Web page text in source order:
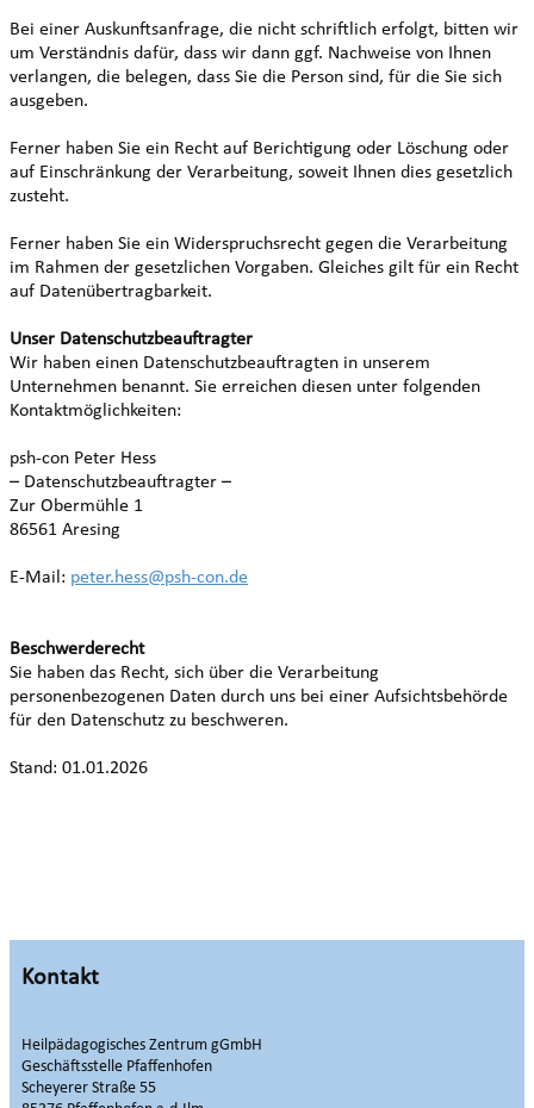
Bei einer Auskunftsanfrage, die nicht schriftlich erfolgt, bitten wir
um Verständnis dafür, dass wir dann ggf. Nachweise von Ihnen
verlangen, die belegen, dass Sie die Person sind, für die Sie sich
ausgeben.
Ferner haben Sie ein Recht auf Berichtigung oder Löschung oder
auf Einschränkung der Verarbeitung, soweit Ihnen dies gesetzlich
zusteht.
Ferner haben Sie ein Widerspruchsrecht gegen die Verarbeitung
im Rahmen der gesetzlichen Vorgaben. Gleiches gilt für ein Recht
auf Datenübertragbarkeit.
Unser Datenschutzbeauftragter
Wir haben einen Datenschutzbeauftragten in unserem
Unternehmen benannt. Sie erreichen diesen unter folgenden
Kontaktmöglichkeiten:
psh-con Peter Hess
– Datenschutzbeauftragter –
Zur Obermühle 1
86561 Aresing
E-Mail: peter.hess@psh-con.de
Beschwerderecht
Sie haben das Recht, sich über die Verarbeitung
personenbezogenen Daten durch uns bei einer Aufsichtsbehörde
für den Datenschutz zu beschweren.
Stand: 01.01.2026
Kontakt
Heilpädagogisches Zentrum gGmbH
Geschäftsstelle Pfaffenhofen
Scheyerer Straße 55